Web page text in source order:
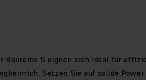
Baureihe 5 eignen sich ideal für
Setzen Sie auf solide